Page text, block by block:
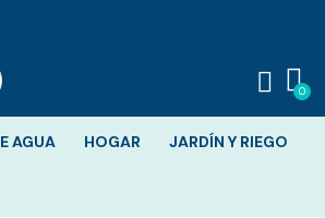
AGUA HOGAR JARDÍN Y RIEGO